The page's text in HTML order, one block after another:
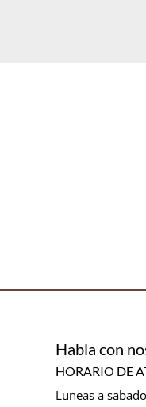
Habla con
HORARIO DE
Luneas a